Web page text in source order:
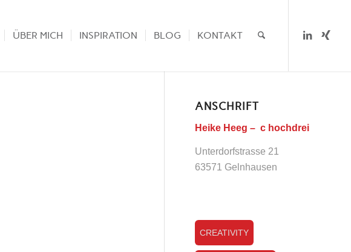
ÜBER MICH INSPIRATION BLOG KONTAKT
ANSCHRIFT
Heike Heeg – c hochdrei
Unterdorfstrasse 21
63571 Gelnhausen
CREATIVITY